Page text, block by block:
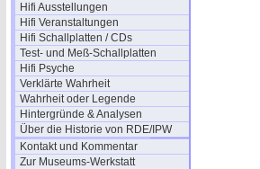
Hifi Ausstellungen
Hifi Veranstaltungen
Hifi Schallplatten / CDs
Test- und Meß-Schallplatten
Hifi Psyche
Verklärte Wahrheit
Wahrheit oder Legende
Hintergründe & Analysen
Über die Historie von RDE/IPW
Kontakt und Kommentar
Zur Museums-Werkstatt